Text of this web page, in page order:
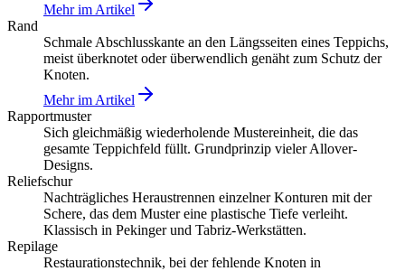
Mehr im Artikel
Rand
Schmale Abschlusskante an den Längsseiten eines Teppichs,
meist überknotet oder überwendlich genäht zum Schutz der
Knoten.
Mehr im Artikel
Rapportmuster
Sich gleichmäßig wiederholende Mustereinheit, die das
gesamte Teppichfeld füllt. Grundprinzip vieler Allover-
Designs.
Reliefschur
Nachträgliches Heraustrennen einzelner Konturen mit der
Schere, das dem Muster eine plastische Tiefe verleiht.
Klassisch in Pekinger und Tabriz-Werkstätten.
Repilage
Restaurationstechnik, bei der fehlende Knoten in